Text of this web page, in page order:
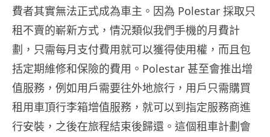
費者其實無法正式成為車主。因為 Polestar 採取只
租不賣的嶄新方式，情況類似我們手機的月費計
劃，只需每月支付費用就可以獲得使用權，而且包
括定期維修和保險的費用。Polestar 甚至會推出增
值服務，例如用戶需要往外地旅行，用戶只需購買
租用車頂行李箱增值服務，就可以到指定服務商進
行安裝，之後在旅程結束後歸還。這個租車計劃會